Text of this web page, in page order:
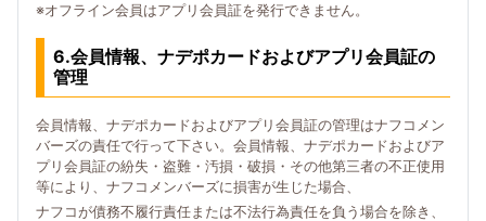
※オフライン会員はアプリ会員証を発行できません。
6.会員情報、ナデポカードおよびアプリ会員証の
管理
会員情報、ナデポカードおよびアプリ会員証の管理はナフコメン
バーズの責任で行って下さい。会員情報、ナデポカードおよびア
プリ会員証の紛失・盗難・汚損・破損・その他第三者の不正使用
等により、ナフコメンバーズに損害が生じた場合、
ナフコが債務不履行責任または不法行為責任を負う場合を除き、